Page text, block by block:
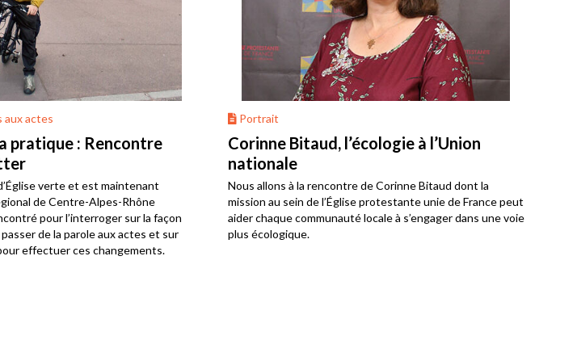
aux actes
pratique : Rencontre
verte et est maintenant
de Centre-Alpes-Rhône
pour l’interroger sur la façon
de la parole aux actes et sur
effectuer ces changements.
Portrait
Corinne Bitaud, l’écologie à l’Union
nationale
Nous allons à la rencontre de Corinne Bitaud dont la
mission au sein de l’Église protestante unie de France peut
aider chaque communauté locale à s’engager dans une voie
plus écologique.